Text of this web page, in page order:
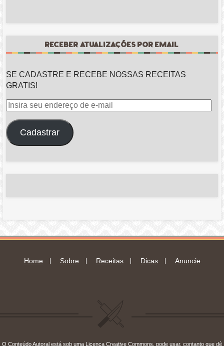
RECEBER ATUALIZAÇÕES POR EMAIL
SE CADASTRE E RECEBE NOSSAS RECEITAS
GRATIS!
Insira
endereço
de
Cadastrar
Home Sobre Receitas Dicas Anuncie
O Conteúdo Autoral está sob uma Licença Creative Commons , pode usar, contanto que dê